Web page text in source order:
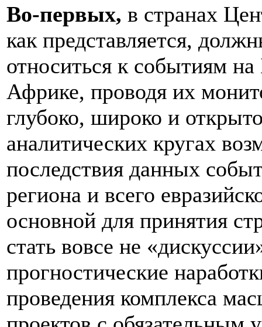
Во-первых, в странах
как представляется,
относиться к событиям
Африке, проводя их
глубоко, широко и
аналитических кругах
последствия данных
региона и всего
основной для принятия
стать вовсе не
прогностические
проведения комплекса